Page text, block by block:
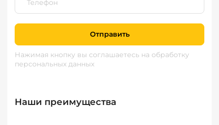
Отправить
Нажимая кнопку вы соглашаетесь на обработку
персональных данных
Наши преимущества